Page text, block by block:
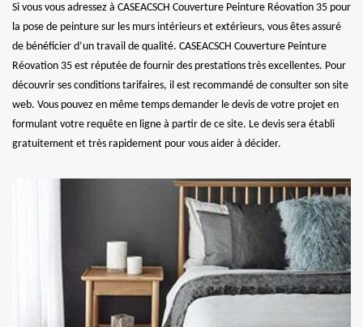
Si vous vous adressez à CASEACSCH Couverture Peinture Réovation 35 pour
la pose de peinture sur les murs intérieurs et extérieurs, vous êtes assuré
de bénéficier d’un travail de qualité. CASEACSCH Couverture Peinture
Réovation 35 est réputée de fournir des prestations très excellentes. Pour
découvrir ses conditions tarifaires, il est recommandé de consulter son site
web. Vous pouvez en même temps demander le devis de votre projet en
formulant votre requête en ligne à partir de ce site. Le devis sera établi
gratuitement et très rapidement pour vous aider à décider.